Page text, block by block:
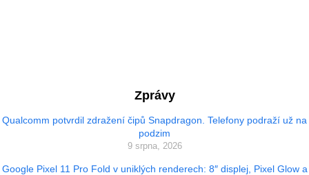
Zprávy
Qualcomm potvrdil zdražení čipů Snapdragon. Telefony podraží už na
podzim
9 srpna, 2026
Google Pixel 11 Pro Fold v uniklých renderech: 8″ displej, Pixel Glow a